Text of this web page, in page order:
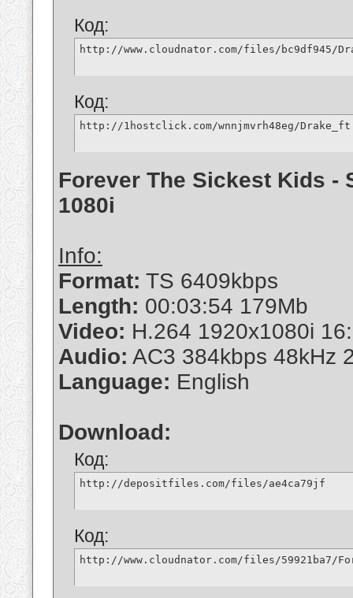
Код:
http://www.cloudnator.com/files/bc9df945/
Код:
http://1hostclick.com/wnnjmvrh48eg/
Forever The Sickest Kids -
1080i
Info:
Format: TS 6409kbps
Length: 00:03:54 179Mb
Video: H.264 1920x1080i
Audio: AC3 384kbps 48kHz
Language: English
Download:
Код:
http://depositfiles.com/files/ae4ca79jf
Код:
http://www.cloudnator.com/files/59921ba7/